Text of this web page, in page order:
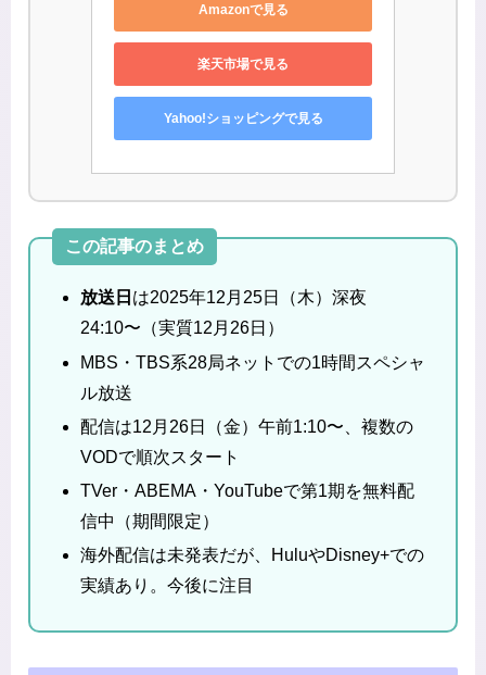
Amazonで見る
楽天市場で見る
Yahoo!ショッピングで見る
この記事のまとめ
放送日 は2025年12月25日（木）深夜
24:10〜（実質12月26日）
MBS・TBS系28局ネットでの1時間スペシャ
ル放送
配信は12月26日（金）午前1:10〜、複数の
VODで順次スタート
TVer・ABEMA・YouTubeで第1期を無料配
信中（期間限定）
海外配信は未発表だが、HuluやDisney+での
実績あり。今後に注目